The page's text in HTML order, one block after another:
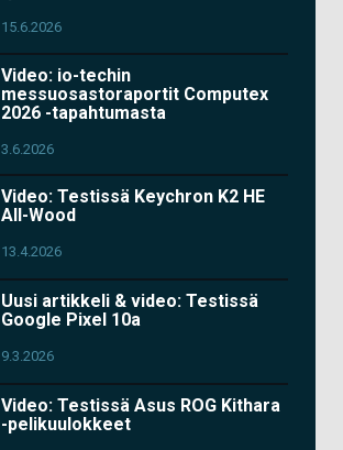
15.6.2026
Video: io-techin
messuosastoraportit Computex
2026 -tapahtumasta
3.6.2026
Video: Testissä Keychron K2 HE
All-Wood
13.4.2026
Uusi artikkeli & video: Testissä
Google Pixel 10a
9.3.2026
Video: Testissä Asus ROG Kithara
-pelikuulokkeet